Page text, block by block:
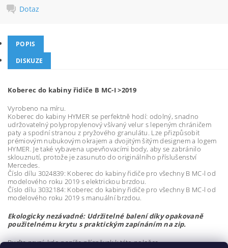
Dotaz
POPIS
DISKUZE
Koberec do kabiny řidiče B MC-I >2019
Vyrobeno na míru.
Koberec do kabiny HYMER se perfektně hodí: odolný, snadno
udržovatelný polypropylenový všívaný velur s lepeným chráničem
paty a spodní stranou z pryžového granulátu. Lze přizpůsobit
prémiovým nubukovým okrajem a dvojitým šitým designem a logem
HYMER. Je také vybavena upevňovacími body, aby se zabránilo
sklouznutí, protože je zasunuto do originálního příslušenství
Mercedes.
Číslo dílu 3024839: Koberec do kabiny řidiče pro všechny B MC-l od
modelového roku 2019 s elektrickou brzdou.
Číslo dílu 3032184: Koberec do kabiny řidiče pro všechny B MC-l od
modelového roku 2019 s manuální brzdou.
Ekologicky nezávadné: Udržitelné balení díky opakovaně
použitelnému krytu s praktickým zapínáním na zip.
Buďte první, kdo napíše příspěvek k této položce.